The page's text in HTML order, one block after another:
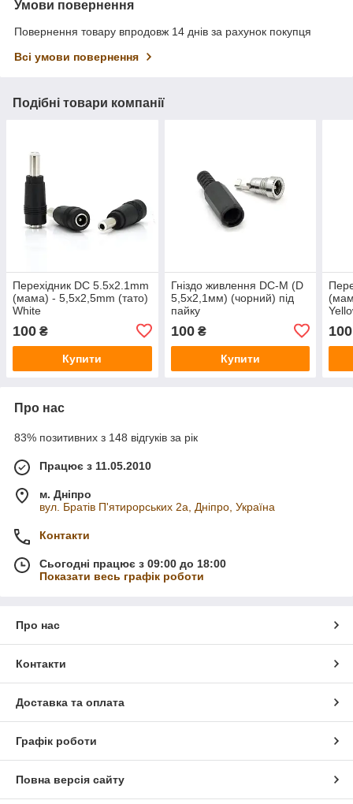
Умови повернення
Повернення товару впродовж 14 днів за рахунок покупця
Всі умови повернення
Подібні товари компанії
Перехідник DC 5.5x2.1mm
(мама) - 5,5х2,5mm (тато)
White
100 ₴
Купити
Гніздо живлення DC-M (D
5,5x2,1мм) (чорний) під
пайку
100₴
Купити
100
Про нас
83% позитивних з 148 відгуків за рік
Працює з 11.05.2010
м. Дніпро
вул. Братів П'ятирорських 2а, Дніпро, Україна
Контакти
Сьогодні працює з 09:00 до 18:00
Показати весь графік роботи
Про нас
Контакти
Доставка та оплата
Графік роботи
Повна версія сайту